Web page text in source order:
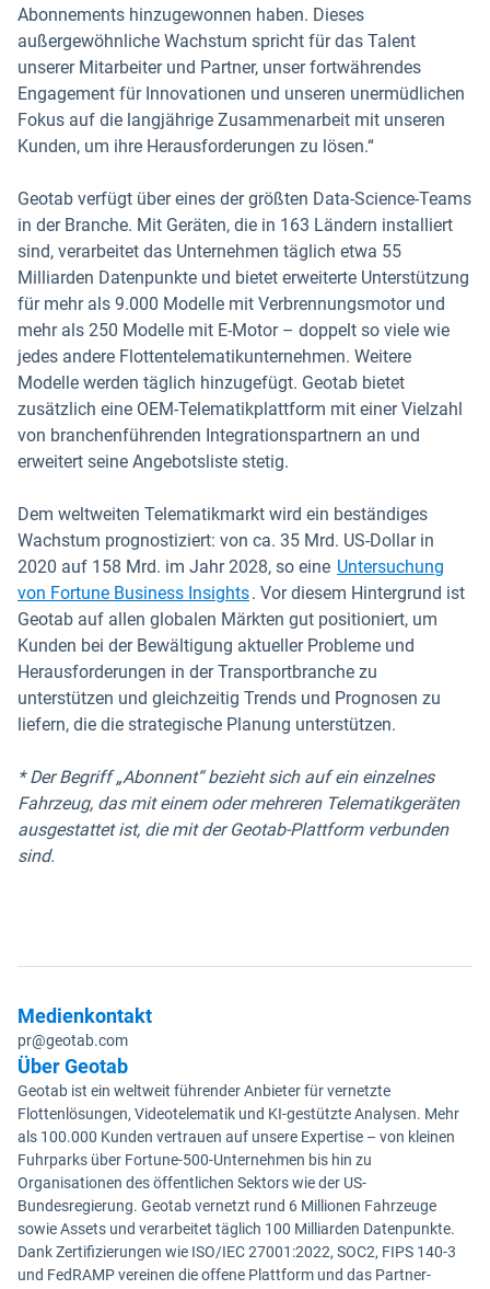
Abonnements hinzugewonnen haben. Dieses
außergewöhnliche Wachstum spricht für das Talent
unserer Mitarbeiter und Partner, unser fortwährendes
Engagement für Innovationen und unseren unermüdlichen
Fokus auf die langjährige Zusammenarbeit mit unseren
Kunden, um ihre Herausforderungen zu lösen.“
Geotab verfügt über eines der größten Data-Science-Teams
in der Branche. Mit Geräten, die in 163 Ländern installiert
sind, verarbeitet das Unternehmen täglich etwa 55
Milliarden Datenpunkte und bietet erweiterte Unterstützung
für mehr als 9.000 Modelle mit Verbrennungsmotor und
mehr als 250 Modelle mit E-Motor – doppelt so viele wie
jedes andere Flottentelematikunternehmen. Weitere
Modelle werden täglich hinzugefügt. Geotab bietet
zusätzlich eine OEM-Telematikplattform mit einer Vielzahl
von branchenführenden Integrationspartnern an und
erweitert seine Angebotsliste stetig.
Dem weltweiten Telematikmarkt wird ein beständiges
Wachstum prognostiziert: von ca. 35 Mrd. US-Dollar in
2020 auf 158 Mrd. im Jahr 2028, so eine Untersuchung
von Fortune Business InsightsIn neuem Fenster öffnen
. Vor diesem Hintergrund ist
Geotab auf allen globalen Märkten gut positioniert, um
Kunden bei der Bewältigung aktueller Probleme und
Herausforderungen in der Transportbranche zu
unterstützen und gleichzeitig Trends und Prognosen zu
liefern, die die strategische Planung unterstützen.
* Der Begriff „Abonnent“ bezieht sich auf ein einzelnes
Fahrzeug, das mit einem oder mehreren Telematikgeräten
ausgestattet ist, die mit der Geotab-Plattform verbunden
sind.
Medienkontakt
pr@geotab.com
Über Geotab
Geotab ist ein weltweit führender Anbieter für vernetzte
Flottenlösungen, Videotelematik und KI-gestützte Analysen. Mehr
als 100.000 Kunden vertrauen auf unsere Expertise – von kleinen
Fuhrparks über Fortune-500-Unternehmen bis hin zu
Organisationen des öffentlichen Sektors wie der US-
Bundesregierung. Geotab vernetzt rund 6 Millionen Fahrzeuge
sowie Assets und verarbeitet täglich 100 Milliarden Datenpunkte.
Dank Zertifizierungen wie ISO/IEC 27001:2022, SOC2, FIPS 140-3
und FedRAMP vereinen die offene Plattform und das Partner-